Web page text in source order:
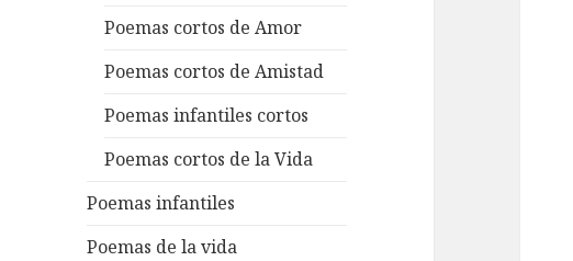
Poemas cortos de Amor
Poemas cortos de Amistad
Poemas infantiles cortos
Poemas cortos de la Vida
Poemas infantiles
Poemas de la vida